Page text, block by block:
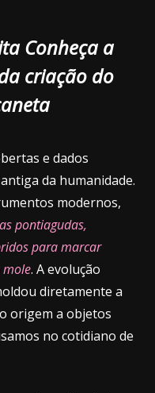
Conheça a
criação do
e dados
da humanidade.
modernos,
pontiagudas,
para marcar
mole. A evolução
diretamente a
origem a objetos
no cotidiano de